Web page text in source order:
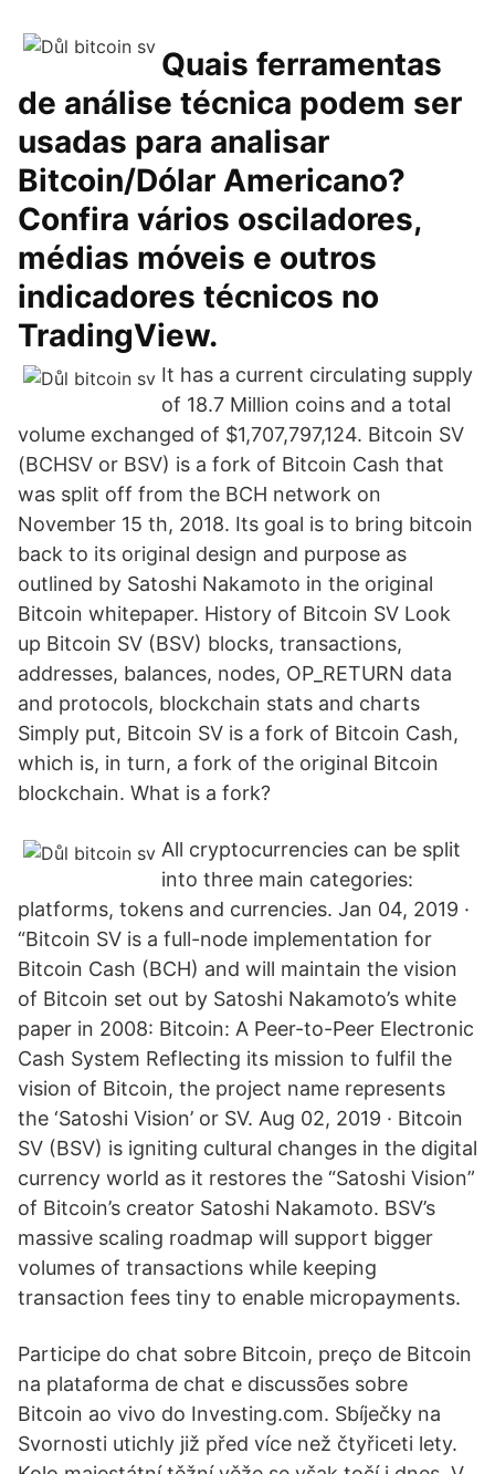
Quais ferramentas
de análise técnica podem ser
usadas para analisar
Bitcoin/Dólar Americano?
Confira vários osciladores,
médias móveis e outros
indicadores técnicos no
TradingView.
It has a current circulating supply
of 18.7 Million coins and a total
volume exchanged of $1,707,797,124. Bitcoin SV
(BCHSV or BSV) is a fork of Bitcoin Cash that
was split off from the BCH network on
November 15 th, 2018. Its goal is to bring bitcoin
back to its original design and purpose as
outlined by Satoshi Nakamoto in the original
Bitcoin whitepaper. History of Bitcoin SV Look
up Bitcoin SV (BSV) blocks, transactions,
addresses, balances, nodes, OP_RETURN data
and protocols, blockchain stats and charts
Simply put, Bitcoin SV is a fork of Bitcoin Cash,
which is, in turn, a fork of the original Bitcoin
blockchain. What is a fork?
All cryptocurrencies can be split
into three main categories:
platforms, tokens and currencies. Jan 04, 2019 ·
“Bitcoin SV is a full-node implementation for
Bitcoin Cash (BCH) and will maintain the vision
of Bitcoin set out by Satoshi Nakamoto’s white
paper in 2008: Bitcoin: A Peer-to-Peer Electronic
Cash System Reflecting its mission to fulfil the
vision of Bitcoin, the project name represents
the ‘Satoshi Vision’ or SV. Aug 02, 2019 · Bitcoin
SV (BSV) is igniting cultural changes in the digital
currency world as it restores the “Satoshi Vision”
of Bitcoin’s creator Satoshi Nakamoto. BSV’s
massive scaling roadmap will support bigger
volumes of transactions while keeping
transaction fees tiny to enable micropayments.
Participe do chat sobre Bitcoin, preço de Bitcoin
na plataforma de chat e discussões sobre
Bitcoin ao vivo do Investing.com. Sbíječky na
Svornosti utichly již před více než čtyřiceti lety.